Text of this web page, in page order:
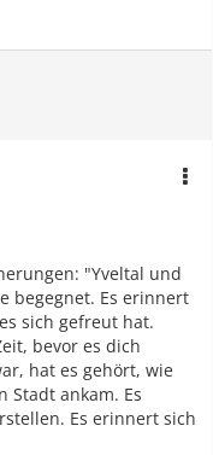
"Yveltal und
begegnet. Es erinnert
sich gefreut hat.
bevor es dich
hat es gehört, wie
Stadt ankam. Es
Es erinnert sich